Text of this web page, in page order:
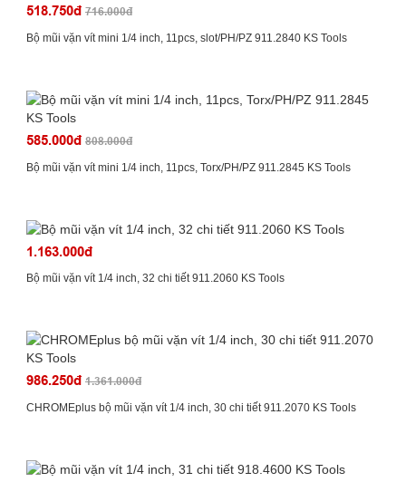
518.750đ 716.000đ
Bộ mũi vặn vít mini 1/4 inch, 11pcs, slot/PH/PZ 911.2840 KS Tools
585.000đ 808.000đ
Bộ mũi vặn vít mini 1/4 inch, 11pcs, Torx/PH/PZ 911.2845 KS Tools
1.163.000đ
Bộ mũi vặn vít 1/4 inch, 32 chi tiết 911.2060 KS Tools
986.250đ 1.361.000đ
CHROMEplus bộ mũi vặn vít 1/4 inch, 30 chi tiết 911.2070 KS Tools